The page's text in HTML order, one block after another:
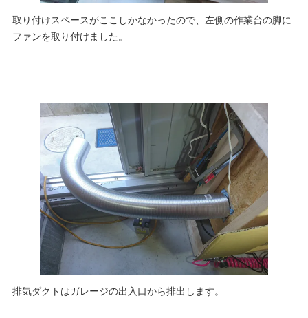
取り付けスペースがここしかなかったので、左側の作業台の脚に
ファンを取り付けました。
排気ダクトはガレージの出入口から排出します。